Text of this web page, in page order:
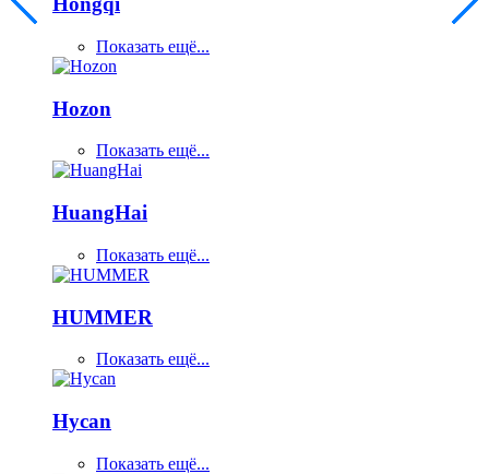
Показать ещё...
Hozon
Показать ещё...
HuangHai
Показать ещё...
HUMMER
Показать ещё...
Hycan
Показать ещё...